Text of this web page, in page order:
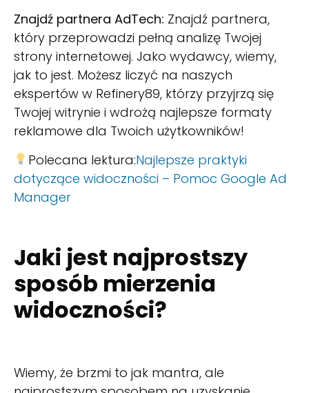
Znajdź partnera AdTech: Znajdź partnera,
który przeprowadzi pełną analizę Twojej
strony internetowej. Jako wydawcy, wiemy,
jak to jest. Możesz liczyć na naszych
ekspertów w Refinery89, którzy przyjrzą się
Twojej witrynie i wdrożą najlepsze formaty
reklamowe dla Twoich użytkowników!
Polecana lektura:Najlepsze praktyki
dotyczące widoczności – Pomoc Google Ad
Manager
Jaki jest najprostszy
sposób mierzenia
widoczności?
Wiemy, że brzmi to jak mantra, ale